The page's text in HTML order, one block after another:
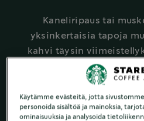
Kaneliripaus tai
yksinkertaisia tapoja
kahvi täysin
joka maistuu juuri
Vieritä alaspäin
niksejä erilaisten
lisäämiseen kylmän
Käytämme evästeitä, jotta
personoida sisältöä ja mainoksia,
ominaisuuksia ja analysoida